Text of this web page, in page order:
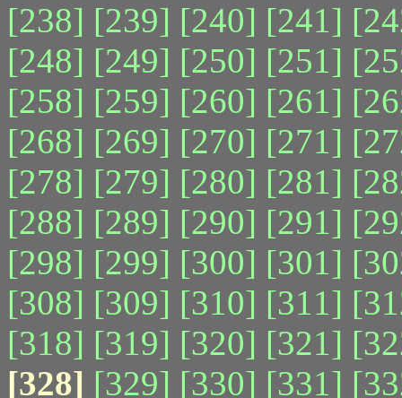
[238] [239] [240] [241]
[248] [249] [250] [251]
[258] [259] [260] [261]
[268] [269] [270] [271]
[278] [279] [280] [281]
[288] [289] [290] [291]
[298] [299] [300] [301]
[308] [309] [310] [311]
[318] [319] [320] [321]
[328] [329] [330] [331]